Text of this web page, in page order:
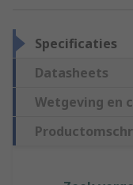
Specificaties
Datasheets
Wetgeving en